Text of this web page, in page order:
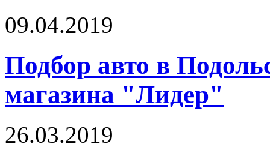
09.04.2019
Подбор авто в
магазина "Лидер"
26.03.2019